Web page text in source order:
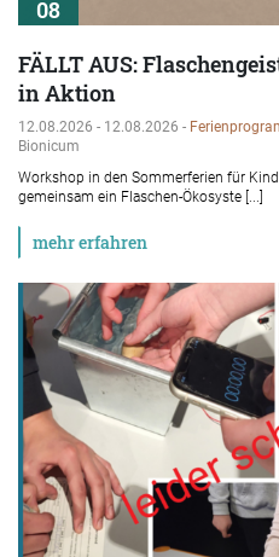
08
FÄLLT AUS:
in Aktion
12.08.2026 - 12.08.2026 -
Bionicum
Workshop in den Sommerferien für
gemeinsam ein Flaschen-Ökosyste [...]
mehr erfahren